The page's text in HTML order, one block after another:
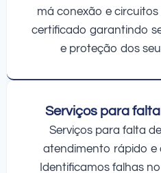
má conexão e circuitos
certificado garantindo
e proteção dos
Serviços para
Serviços para falta
atendimento rápido e
Identificamos falhas